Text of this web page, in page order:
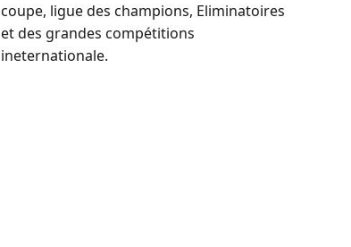
coupe, ligue des champions, Eliminatoires
et des grandes compétitions
ineternationale.